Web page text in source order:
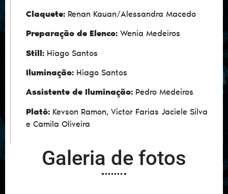
Claquete: Renan Kauan/Alessandra Macedo
Preparação de Elenco: Wenia Medeiros
Still: Hiago Santos
Iluminação: Hiago Santos
Assistente de Iluminação: Pedro Medeiros
Platô: Kevson Ramon, Victor Farias Jaciele Silva
e Camila Oliveira
Galeria de fotos